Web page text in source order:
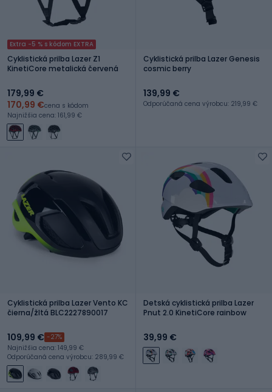
Extra -5 % s kódom EXTRA
Cyklistická prilba Lazer Z1
KinetiCore metalická červená
179,99 €
170,99 €cena s kódom
Najnižšia cena: 161,99 €
Cyklistická prilba Lazer Genesis
cosmic berry
139,99 €
Odporúčaná cena výrobcu: 219,99 €
Cyklistická prilba Lazer Vento KC
čierna/žltá BLC2227890017
109,99 € -27%
Najnižšia cena: 149,99 €
Odporúčaná cena výrobcu: 289,99 €
Detská cyklistická prilba Lazer
Pnut 2.0 KinetiCore rainbow
39,99 €